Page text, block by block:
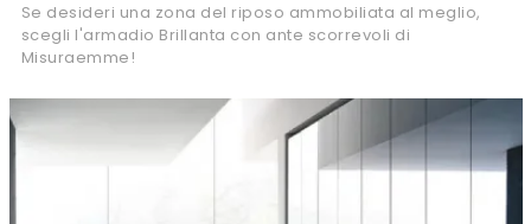
Se desideri una zona del riposo ammobiliata al meglio,
scegli l'armadio Brillanta con ante scorrevoli di
Misuraemme!